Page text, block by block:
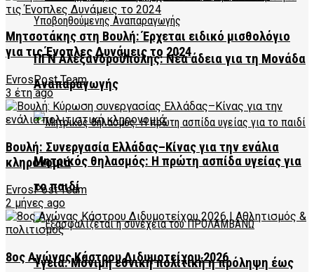
ΠΓΝ Αλεξανδρούπολης: Νέα άδεια για τη Μονάδα
Αναπαραγωγής
Μητρικός θηλασμός: Η πρώτη ασπίδα υγείας για
το παιδί
Υγεία: Μόνιμη εθνική πολιτική η πρόληψη έως
Μητσοτάκης στη Βουλή: Έρχεται ειδικό μισθολόγιο
για τις Ένοπλες Δυνάμεις το 2024
EvrosPost Team
3 έτη ago
Βουλή: Συνεργασία Ελλάδας–Κίνας για την ενάλια
κληρονομιά
EvrosPost Team
2 μήνες ago
8ος Αγώνας Κάστρου Διδυμοτείχου 2026